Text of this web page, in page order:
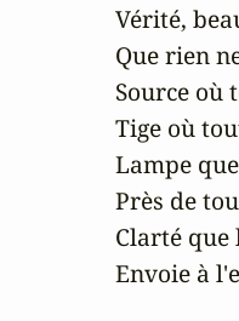
Vérité,
Que rien
Source où
Tige où
Lampe
Près de
Clarté que
Envoie à